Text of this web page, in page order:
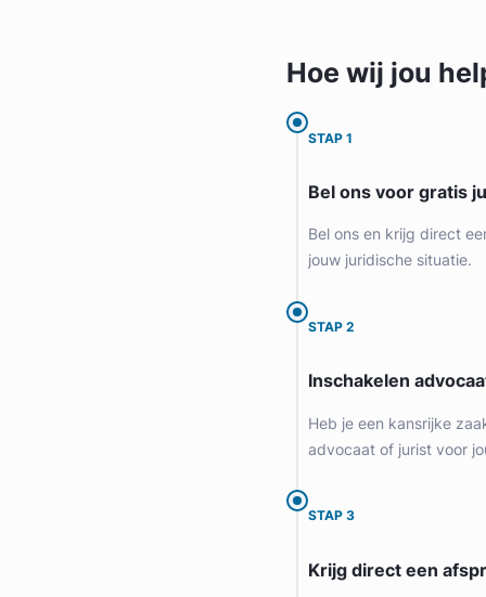
Hoe wij jou
STAP 1
Bel ons voor gratis
Bel ons en krijg direct
jouw juridische situatie.
STAP 2
Inschakelen
Heb je een kansrijke
advocaat of jurist voor
STAP 3
Krijg direct een